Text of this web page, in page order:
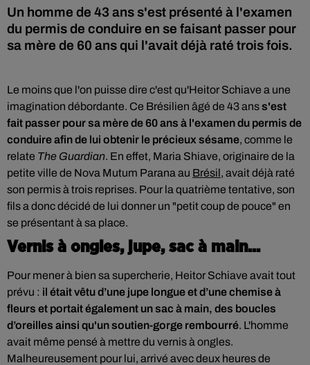
Un homme de 43 ans s'est présenté à l'examen
du permis de conduire en se faisant passer pour
sa mère de 60 ans qui l'avait déjà raté trois fois.
Le moins que l'on puisse dire c'est qu'Heitor Schiave a une
imagination débordante. Ce Brésilien âgé de 43 anss'est
fait passer pour sa mère de 60 ans à l'examen du permis de
conduire afin de lui obtenir le précieux sésame, comme le
relate The Guardian. En effet, Maria Shiave, originaire de la
petite ville de Nova Mutum Parana au Brésil, avait déjà raté
son permis à trois reprises. Pour la quatrième tentative, son
fils a donc décidé de lui donner un "petit coup de pouce" en
se présentant à sa place.
Vernis à ongles, jupe, sac à main...
Pour mener à bien sa supercherie, Heitor Schiave avait tout
prévu : il était vêtu d’une jupe longue et d’une chemise à
fleurs et portait également un sac à main, des boucles
d’oreilles ainsi qu'un soutien-gorge rembourré. L'homme
avait même pensé à mettre du vernis à ongles.
Malheureusement pour lui, arrivé avec deux heures de